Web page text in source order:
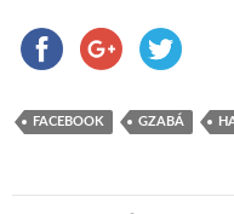
FACEBOOK GZABÁ